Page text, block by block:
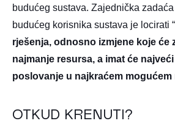
budućeg sustava. Zajednička
budućeg korisnika sustava je locirati “
rješenja, odnosno izmjene koje će
najmanje resursa, a imat će
poslovanje u najkraćem mogućem
OTKUD KRENUTI?